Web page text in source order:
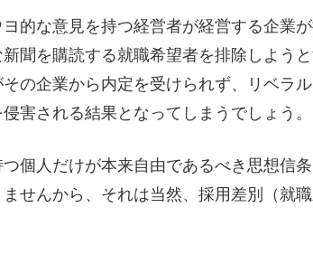
的な意見を持つ経営者が経営する企業
聞を購読する就職希望者を排除しよう
の企業から内定を受けられず、リベラ
害される結果となってしまうでしょう。
個人だけが本来自由であるべき思想信
せんから、それは当然、採用差別（就